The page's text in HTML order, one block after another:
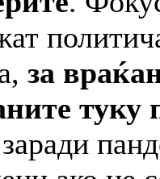
за
туку